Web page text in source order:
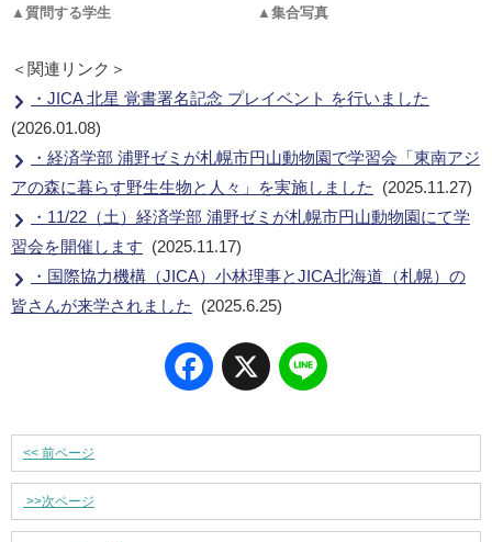
▲質問する学生 ▲集合写真
＜関連リンク＞
・JICA 北星 覚書署名記念 プレイベント を行いました
(2026.01.08)
・経済学部 浦野ゼミが札幌市円山動物園で学習会「東南アジ
アの森に暮らす野生生物と人々」を実施しました
(2025.11.27)
・11/22（土）経済学部 浦野ゼミが札幌市円山動物園にて学
習会を開催します (2025.11.17)
・国際協力機構（JICA）小林理事とJICA北海道（札幌）の
皆さんが来学されました
(2025.6.25)
Facebook
X
<< 前ページ
>>次ページ